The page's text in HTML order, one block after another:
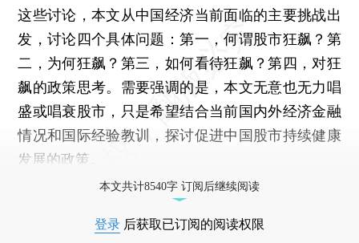
这些讨论，本文从中国经济当前面临的主要挑战出
发，讨论四个具体问题：第一，何谓股市狂飙？第
二，为何狂飙？第三，如何看待狂飙？第四，对狂
飙的政策思考。需要强调的是，本文无意也无力唱
盛或唱衰股市，只是希望结合当前国内外经济金融
情况和国际经验教训，探讨促进中国股市持续健康
发展的政策。
本文共计8540字 订阅后继续阅读
登录 后获取已订阅的阅读权限